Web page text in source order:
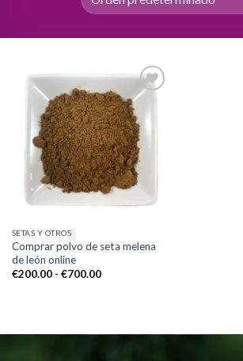
Add to
wishlist
SETAS Y OTROS
Comprar polvo de seta melena
de león online
€200.00 - €700.00Rango
€700.00